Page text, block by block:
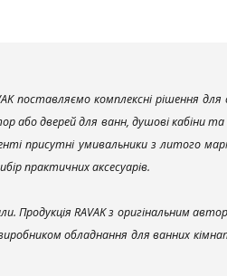
поставляємо комплексні рішення для
або дверей для ванн, душові кабіни та
присутні умивальники з литого
практичних аксесуарів.
Продукція RAVAK з оригінальним
обладнання для ванних